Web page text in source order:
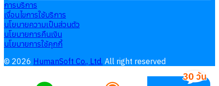
การบริการ
เงื่อนไขการใช้บริการ
นโยบายความเป็นส่วนตัว
นโยบายการคืนเงิน
นโยบายการใช้คุกกี้
© 2026 HumanSoft Co., Ltd. All right reserved